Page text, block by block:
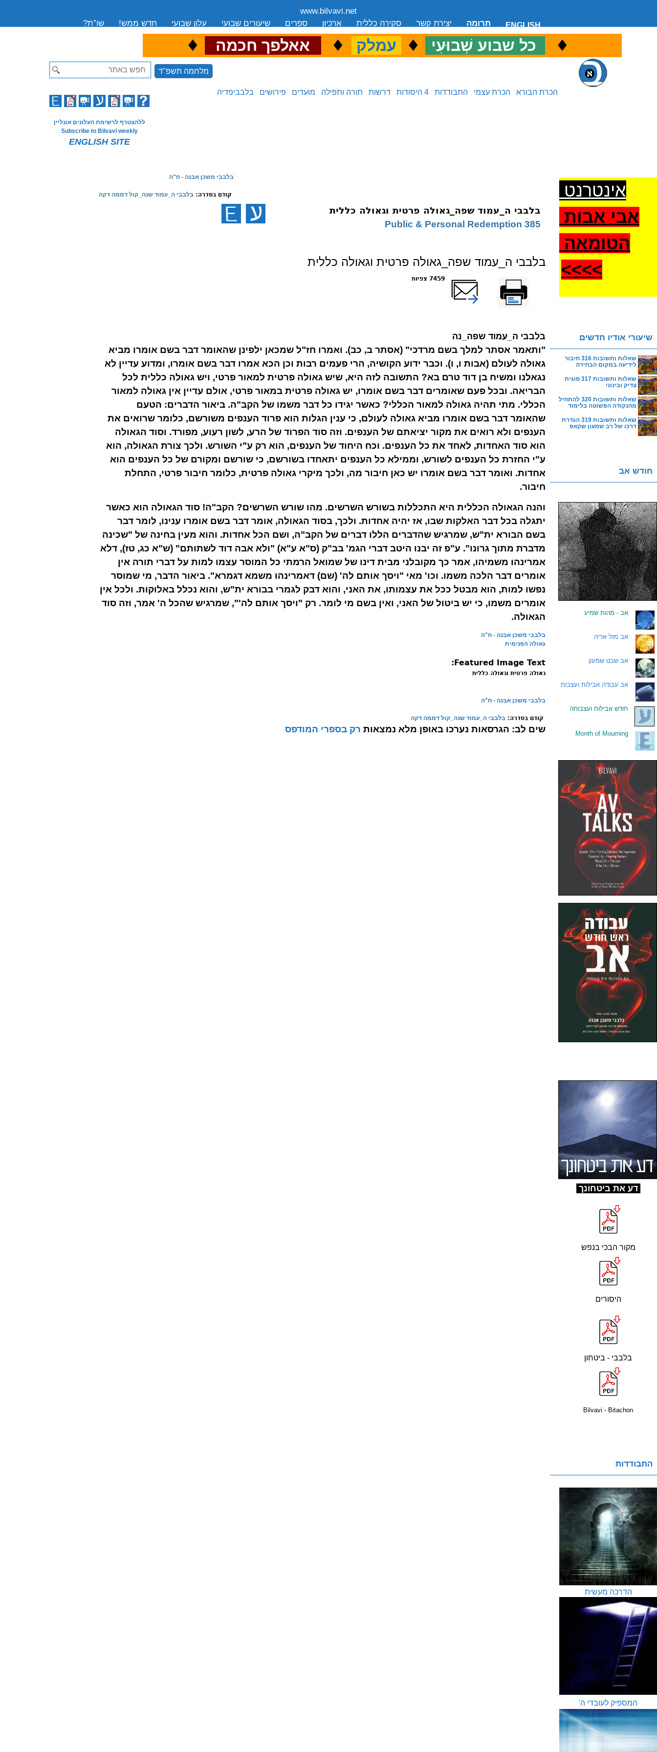
www.bilvavi.net
שו”ת?
חדש ממש! עלון שבועי שיעורים שבועי ספרים ארכיון סקירה כללית יצירת קשר תרומה ENGLISH
♦ כל שבוע שְׁבוּעִי ♦ עמלק ♦ אאלפך חכמה ♦
Search
מלחמה תשפ"ד
הכרת הבורא הכרת עצמי התבודדות 4 היסודות דרשות תורה ותפילה מועדים פירושים בלבביפדיה
ללהצטרף לרשימת העלונים אונליין
Subscribe to Bilvavi weekly
ENGLISH SITE
בלבבי משכן אבנה - ח"ה
קודם בסדרה:בלבבי ה_עמוד שנה_קול דממה דקה
בלבבי ה_עמוד שפה_גאולה פרטית וגאולה כללית
385 Public & Personal Redemption
בלבבי ה_עמוד שפה_גאולה פרטית וגאולה כללית
7459 צפיות שלח דף במייל
בלבבי ה_עמוד שפה_ נה
"ותאמר אסתר למלך בשם מרדכי" (אסתר ב, כב). ואמרו חז"ל שמכאן ילפינן שהאומר דבר בשם אומרו מביא
גאולה לעולם (אבות ו, ו). וכבר ידוע הקושיה, הרי פעמים רבות וכן הכא אמרו דבר בשם אומרו, ומדוע עדיין לא
נגאלנו ומשיח בן דוד טרם בא? התשובה לזה היא, שיש גאולה פרטית למאור פרטי, ויש גאולה כללית לכל
הבריאה. ובכל פעם שאומרים דבר בשם אומרו, יש גאולה פרטית במאור פרטי, אולם עדיין אין גאולה למאור
הכללי. מתי תהיה גאולה למאור הכללי? כאשר יגידו כל דבר משמו של הקב"ה. ביאור הדברים: הטעם
שהאומר דבר בשם אומרו מביא גאולה לעולם, כי ענין הגלות הוא פרוד הענפים משורשם, כלומר שרואים את
הענפים ולא רואים את מקור יציאתם של הענפים. וזה סוד הפרוד של הרע, לשון רעוע, מפורד. וסוד הגאולה
הוא סוד האחדות, לאחד את כל הענפים. וכח היחוד של הענפים, הוא רק ע"י השורש. ולכך צורת הגאולה, הוא
ע"י החזרת כל הענפים לשורש, וממילא כל הענפים יתאחדו בשורשם, כי שורשם ומקורם של כל הענפים הוא
אחדות. ואומר דבר בשם אומרו יש כאן חיבור מה, ולכך מיקרי גאולה פרטית, כלומר חיבור פרטי, התחלת
חיבור.
והנה הגאולה הכללית היא התכללות בשורש השרשים. מהו שורש השרשים? הקב"ה! סוד הגאולה הוא כאשר
יתגלה בכל דבר האלקות שבו, אז יהיה אחדות. ולכך, בסוד הגאולה, אומר דבר בשם אומרו ענינו, לומר דבר
בשם הבורא ית"ש, שמרגיש שהדברים הללו דברים של הקב"ה, ושם הכל אחדות. והוא מעין בחינה של "שכינה
מדברת מתוך גרונו". ע"פ זה יבנו היטב דברי הגמ' בב"ק (ס"א ע"א) "ולא אבה דוד לשתותם" (ש"א כג, טז), דלא
אמרינהו משמיהו, אמר כך מקובלני מבית דינו של שמואל הרמתי כל המוסר עצמו למות על דברי תורה אין
אומרים דבר הלכה משמו. וכו' מאי "ויסך אותם לה' (שם) דאמרינהו משמא דגמרא". ביאור הדבר, מי שמוסר
נפשו למות, הוא מבטל ככל את עצמותו, את האני, והוא דבק לגמרי בבורא ית"ש, והוא נכלל באלוקות. ולכל אין
אומרים משמו, כי יש ביטול של האני, ואין בשם מי לומר. רק "ויסך אותם לה'", שמרגיש שהכל ה' אמר, וזה סוד
הגאולה.
בלבבי משכן אבנה - ח"ה
גאולה הפנימית
Featured Image Text:
גאולה פרטית וגאולה כללית
בלבבי משכן אבנה - ח"ה
קודם בסדרה:בלבבי ה_עמוד שנה_קול דממה דקה
שים לב: הגרסאות נערכו באופן מלא נמצאות רק בספרי המודפס
אינטרנט
אבי אבות
הטומאה
>>>
>
שיעורי אודיו חדשים
שאלות ותשובות 316 חיבור
לידיעה במקום הבחירה
שאלות ותשובות 317 סוגית
צדיק ובינוני
שאלות ותשובות 320 להתחיל
מהנקודה הפשוטה בלימוד
שאלות ותשובות 319 הגדרת
דרכו של רב שמעון שקאפ
חודש אב
אב - מהות שמיע
אב מזל אריה
אב שבט שמעון
אב עבודה אבילות ועצבות
חודש אבילות ועצבותה
Month of Mourning
דע את ביטחונך
מקור הבכי בנפש
היסורים
בלבבי - ביטחון
Bilvavi - Bitachon
התבודדות
הדרכה מעשית
המספיק לעובדי ה'